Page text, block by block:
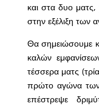
και στα δυο
στην εξέλιξη των
Θα σημειώσουμε
καλών
τέσσερα ματς
πρώτο αγώνα των
επέστρεψε